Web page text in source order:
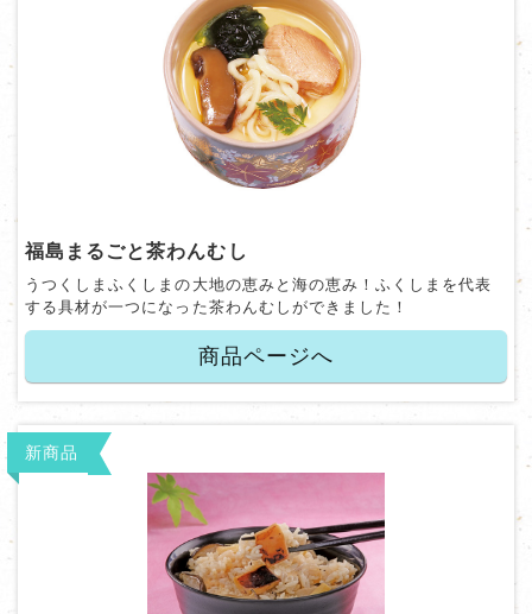
福島まるごと茶わんむし
うつくしまふくしまの大地の恵みと海の恵み！ふくしまを代表
する具材が一つになった茶わんむしができました！
商品ページへ
新商品